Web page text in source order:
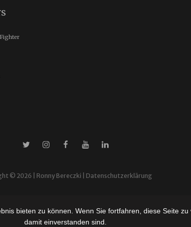
X Instagram
Facebook
YouTubeLinkedin
© 2026 | Ronny Bereczki Datenschutzerklärung
bieten zu können. Wenn Sie fortfahren, diese Seite
damit einverstanden sind.